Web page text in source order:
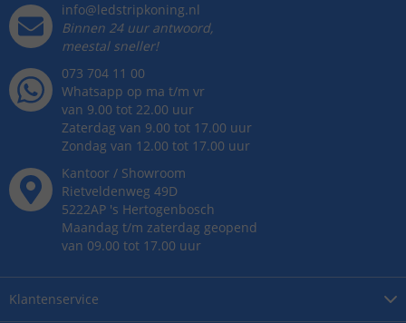
Klantenservice
info@ledstripkoning.nl
Binnen 24 uur antwoord,
meestal sneller!
073 704 11 00
Whatsapp op ma t/m vr
van 9.00 tot 22.00 uur
Zaterdag van 9.00 tot 17.00 uur
Zondag van 12.00 tot 17.00 uur
Kantoor / Showroom
Rietveldenweg 49D
5222AP 's Hertogenbosch
Maandag t/m zaterdag geopend
van 09.00 tot 17.00 uur